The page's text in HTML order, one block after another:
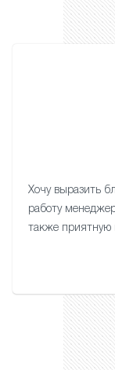
Хочу выразить
работу
также приятную
работу.Приятно
красивыми